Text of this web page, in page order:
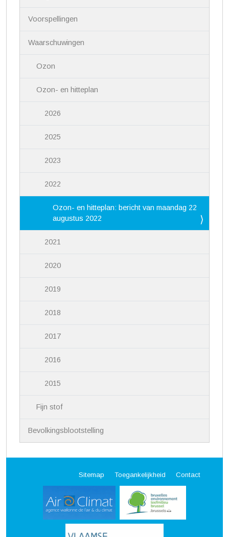
Voorspellingen
Waarschuwingen
Ozon
Ozon- en hitteplan
2026
2025
2023
2022
Ozon- en hitteplan: bericht van maandag 22
augustus 2022
2021
2020
2019
2018
2017
2016
2015
Fijn stof
Bevolkingsblootstelling
Sitemap Toegankelijkheid Contact